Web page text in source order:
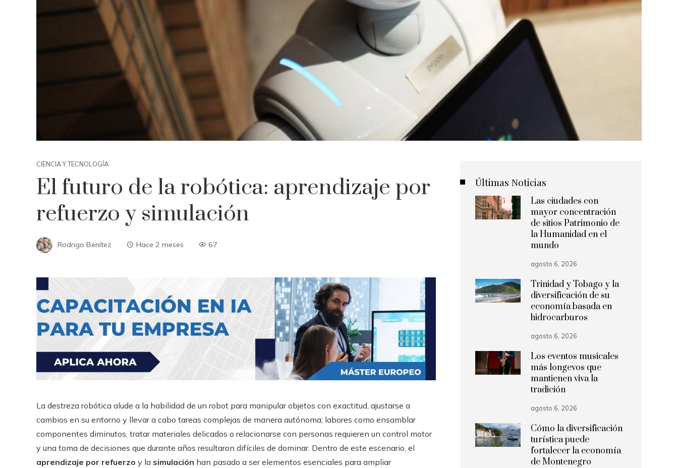
CIENCIA Y TECNOLOGÍA
El futuro de la robótica: aprendizaje por
refuerzo y simulación
Rodrigo Benítez Hace 2 meses 67
La destreza robótica alude a la habilidad de un robot para manipular objetos con exactitud, ajustarse a
cambios en su entorno y llevar a cabo tareas complejas de manera autónoma; labores como ensamblar
componentes diminutos, tratar materiales delicados o relacionarse con personas requieren un control motor
y una toma de decisiones que durante años resultaron difíciles de dominar. Dentro de este escenario, el
aprendizaje por refuerzo y la simulación han pasado a ser elementos esenciales para ampliar
Últimas Noticias
Las ciudades con
mayor concentración
de sitios Patrimonio de
la Humanidad en el
mundo
agosto 6, 2026
Trinidad y Tobago y la
diversificación de su
economía basada en
hidrocarburos
agosto 6, 2026
Los eventos musicales
más longevos que
mantienen viva la
tradición
agosto 6, 2026
Cómo la diversificación
turística puede
fortalecer la economía
de Montenegro